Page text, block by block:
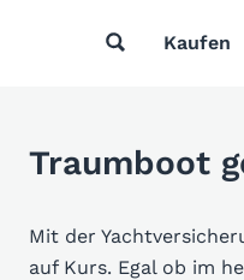
Kaufen
Traumboot
Mit der
auf Kurs. Egal ob im